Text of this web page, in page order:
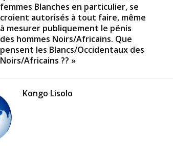
femmes Blanches en particulier, se
croient autorisés à tout faire, même
à mesurer publiquement le pénis
des hommes Noirs/Africains. Que
pensent les Blancs/Occidentaux des
Noirs/Africains ?? »
Kongo Lisolo